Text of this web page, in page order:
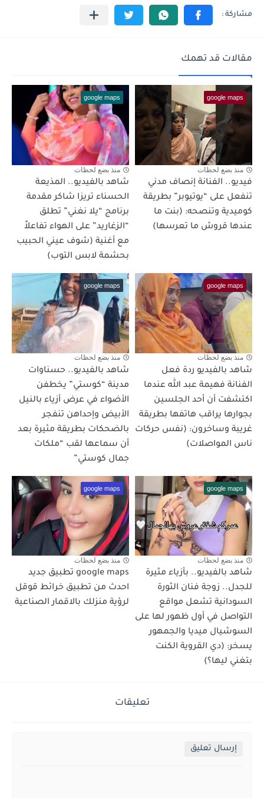
مقالات قد تهمك
google maps
منذ بضع لحظات
فيديو.. الفنانة إنصاف مدني
تنفعل على “يوتيوبر” بطريقة
كوميدية وتنصحه: (بنت ما
عندها قروش ما تعرسها)
google maps
منذ بضع لحظات
شاهد بالفيديو.. المذيعة
الحسناء تريزا شاكر مقدمة
برنامج “يلا نغني” تطلق
“الزغاريد” على الهواء تفاعلاً
مع أغنية (شوف عيني الحبيب
بحشمة لابس التوب)
google maps
منذ بضع لحظات
شاهد بالفيديو ردة فعل
الفنانة فهيمة عبد الله عندما
اكتشفت أن أحد الجلسين
بجوارها يراقب هاتفها بطريقة
غريبة وساخرون: (نفس حركات
ناس المواصلات)
google maps
منذ بضع لحظات
شاهد بالفيديو.. حسناوات
مدينة “كوستي” يخطفن
الأضواء في عرض أزياء بالنيل
الأبيض وإحداهن تنفجر
بالضحكات بطريقة مثيرة بعد
أن سماعها لقب “ملكات
جمال كوستي”
google maps
منذ بضع لحظات
شاهد بالفيديو.. بأزياء مثيرة
للجدل.. زوجة فنان الثورة
السودانية تشعل مواقع
التواصل في أول ظهور لها على
السوشيال ميديا والجمهور
يسخر: (دي القروية الكنت
بتغني ليها؟)
google maps
منذ بضع لحظات
google maps تطبيق جديد
احدث من تطبيق خرائط قوقل
لرؤية منزلك بالاقمار الصناعية
تعليقات
إرسال تعليق